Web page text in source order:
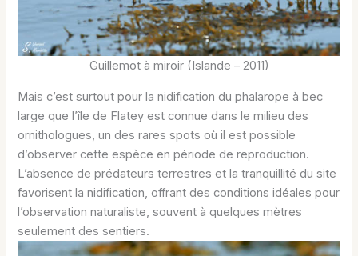
Guillemot à miroir (Islande – 2011)
Mais c’est surtout pour la nidification du phalarope à bec
large que l’île de Flatey est connue dans le milieu des
ornithologues, un des rares spots où il est possible
d’observer cette espèce en période de reproduction.
L’absence de prédateurs terrestres et la tranquillité du site
favorisent la nidification, offrant des conditions idéales pour
l’observation naturaliste, souvent à quelques mètres
seulement des sentiers.